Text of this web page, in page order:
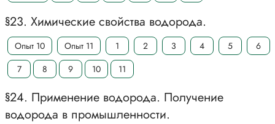
§23. Химические свойства водорода.
Опыт 10 Опыт 11 1 2 3 4 5
6
7
8 9 10 11
§24. Применение водорода. Получение
водорода в промышленности.